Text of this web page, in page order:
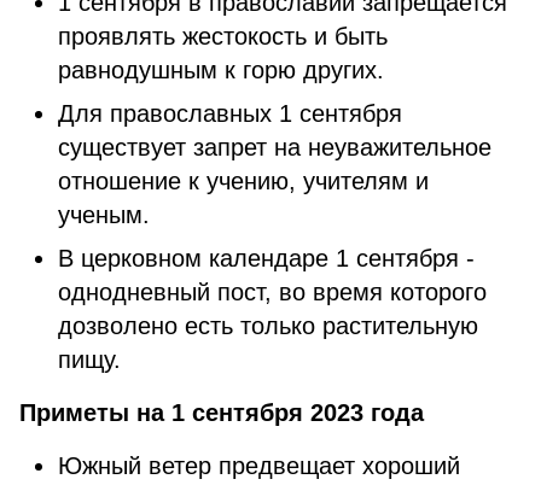
проявлять жестокость и быть
равнодушным к горю других.
Для православных 1 сентября
существует запрет на неуважительное
отношение к учению, учителям и
ученым.
В церковном календаре 1 сентября -
однодневный пост, во время которого
дозволено есть только растительную
пищу.
Приметы на 1 сентября 2023 года
Южный ветер предвещает хороший